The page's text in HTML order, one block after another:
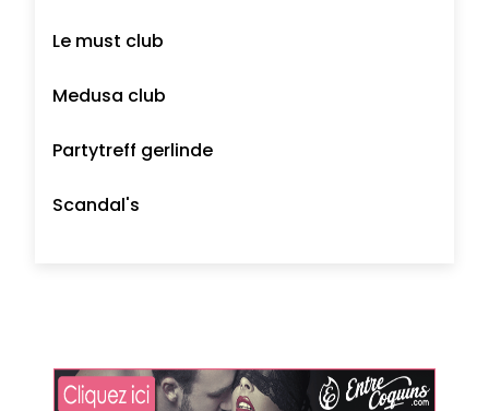
Le must club
Medusa club
Partytreff gerlinde
Scandal's